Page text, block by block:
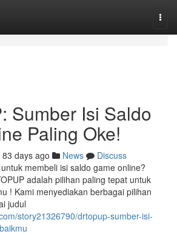
Sumber Isi Saldo
Paling Oke!
83 days ago News
Discuss
membeli isi saldo game online?
adalah pilihan paling tepat untuk
! Kami menyediakan berbagai pilihan
judul
story21326790/drtopup-sumber-isi-